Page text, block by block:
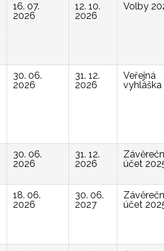
16. 07.
2026
12. 10.
2026
Volby
30. 06.
2026
31. 12.
2026
Veřejná
vyhláška
30. 06.
2026
31. 12.
2026
účet
18. 06.
2026
30. 06.
2027
účet